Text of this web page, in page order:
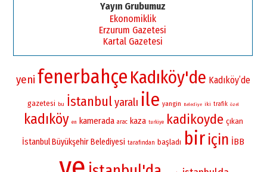
Yayın Grubumuz
Ekonomiklik
Erzurum Gazetesi
Kartal Gazetesi
yeni fenerbahçe Kadıköy'de Kadıköy’de
gazetesi bu İstanbul yaralı ile yangin Belediye iki trafik özel
kadıköy en kamerada arac kaza turkiye kadikoyde çıkan
İstanbul Büyükşehir Belediyesi tarafından başladı biriçin İBB